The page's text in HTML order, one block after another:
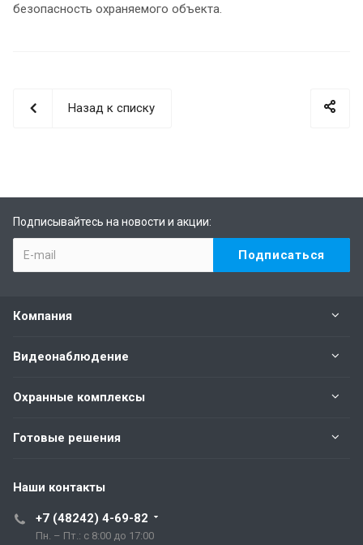
безопасность охраняемого объекта.
Назад к списку
Подписывайтесь на новости и акции:
Компания
Видеонаблюдение
Охранные комплексы
Готовые решения
Наши контакты
+7 (48242) 4-69-82
Пн. – Пт.: с 8:00 до 17:00